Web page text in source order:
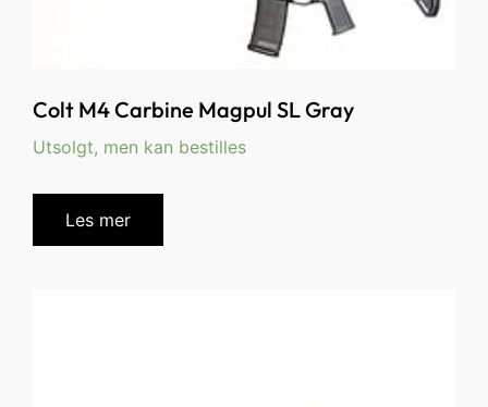
Colt M4 Carbine Magpul SL Gray
Utsolgt, men kan bestilles
Les mer